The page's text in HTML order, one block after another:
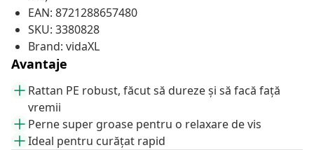
EAN: 8721288657480
SKU: 3380828
Brand: vidaXL
Avantaje
Rattan PE robust, făcut să dureze și să facă față
vremii
Perne super groase pentru o relaxare de vis
Ideal pentru curățat rapid